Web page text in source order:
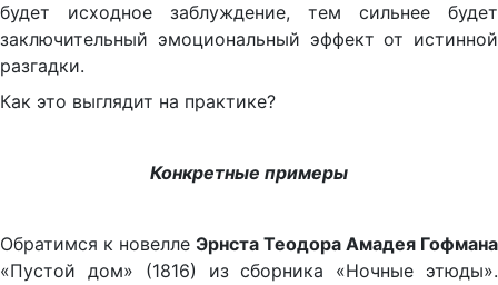
будет исходное заблуждение, тем сильнее будет
заключительный эмоциональный эффект от истинной
разгадки.
Как это выглядит на практике?
Конкретные примеры
Обратимся к новелле Эрнста Теодора Амадея Гофмана
«Пустой дом» (1816) из сборника «Ночные этюды».